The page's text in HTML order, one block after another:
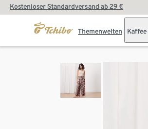
Kostenloser Standardversand ab 29 €
Themenwelten Kaffee